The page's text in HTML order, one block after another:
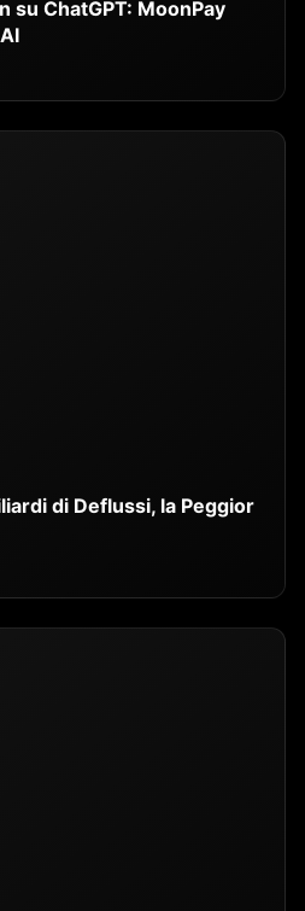
su ChatGPT: MoonPay
di Deflussi, la Peggior